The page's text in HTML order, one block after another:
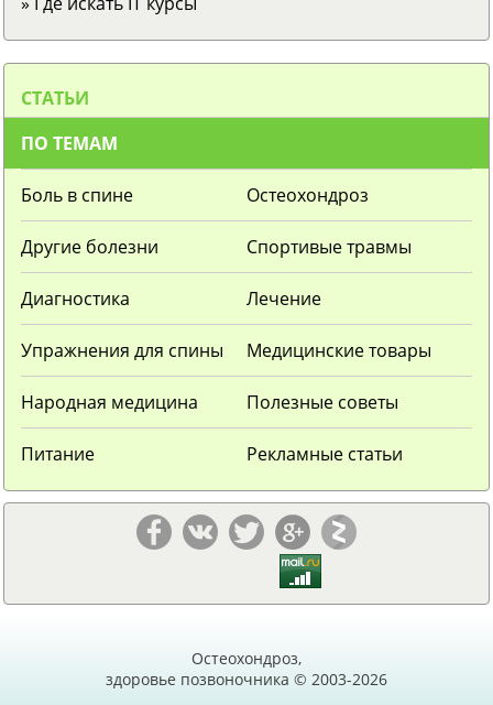
СТАТЬИ
ПО ТЕМАМ
Боль в спине Остеохондроз
Другие болезни Спортивые травмы
Диагностика Лечение
Упражнения для спины Медицинские товары
Народная медицина Полезные советы
Питание Рекламные статьи
Остеохондроз,
здоровье позвоночника © 2003-2026